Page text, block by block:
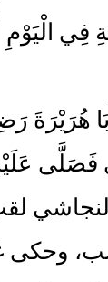
هُرَيْرَةَ
عَلَيْهِ